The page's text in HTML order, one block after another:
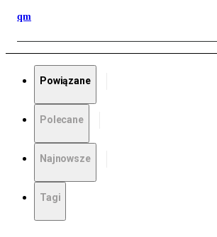
qm
Powiązane
Polecane
Najnowsze
Tagi